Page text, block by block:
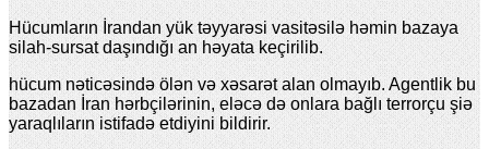
Hücumların İrandan yük təyyarəsi vasitəsilə həmin bazaya
silah-sursat daşındığı an həyata keçirilib.
hücum nəticəsində ölən və xəsarət alan olmayıb. Agentlik bu
bazadan İran hərbçilərinin, eləcə də onlara bağlı terrorçu şiə
yaraqlıların istifadə etdiyini bildirir.